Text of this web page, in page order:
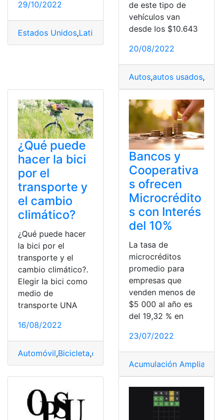
29/10/2022
Estados Unidos,Latino Promedio,Sueldo ,trabajar
de este tipo de
vehículos van
desde los $10.643
20/08/2022
Autos,autos usados,
¿Qué puede
hacer la bici
por el
transporte y
el cambio
climático?
¿Qué puede hacer
la bici por el
transporte y el
cambio climático?.
Elegir la bici como
medio de
transporte UNA
16/08/2022
Automóvil,Bicicleta,cambio climático,emisiones en
Bancos y
Cooperativa
s ofrecen
Microcrédito
s con Interés
del 10%
La tasa de
microcréditos
promedio para
empresas que
venden menos de
$5 000 al año es
del 19,32 % en
23/07/2022
Acumulación Ampliada